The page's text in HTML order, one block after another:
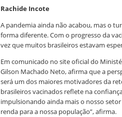
Rachide Incote
A pandemia ainda não acabou, mas o
forma diferente. Com o progresso da
vez que muitos brasileiros estavam
Em comunicado no site oficial do
Gilson Machado Neto, afirma que a
será um dos maiores motivadores da
brasileiros vacinados reflete na
impulsionando ainda mais o nosso
renda para a nossa população”, afirma.